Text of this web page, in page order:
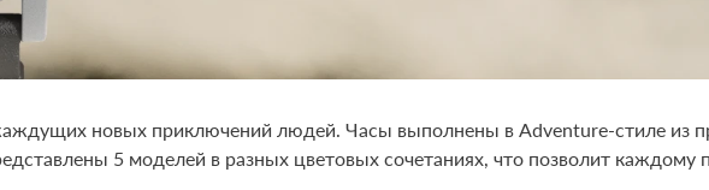
новых приключений людей. Часы выполнены в Adventure-стиле из
5 моделей в разных цветовых сочетаниях, что позволит каждому